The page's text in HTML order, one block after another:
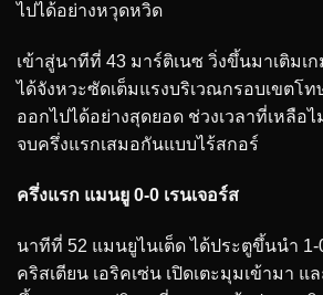
ไปได้อย่างหวุดหวิด
เข้าสู่นาทีที่ 43 มาร์ติเนซ วิ่งขึ้นมาเติมเ
ได้จังหวะซัดเต็มแรงบริเวณกรอบเขตโ
ออกไปได้อย่างสุดยอด ช่วงเวลาที่เหลือ
จบครึ่งแรกเสมอกันแบบไร้สกอร์
ครึ่งแรก แมนยู 0-0 เรนเจอร์ส
นาทีที่ 52 แมนยูไนเต็ด ได้ประตูขึ้นนำ
คริสเตียน เอริคเซ่น เปิดเตะมุมเข้ามา